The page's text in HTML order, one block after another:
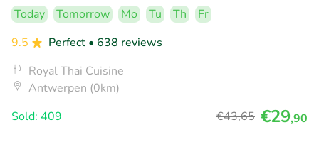
Today Tomorrow Mo Tu Th
Fr
9.5
Perfect • 638 reviews
Royal Thai Cuisine
Antwerpen (0km)
Sold: 409
€43,65 €29,90